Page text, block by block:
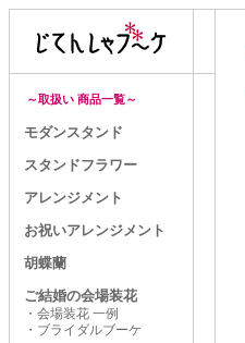
～取扱い 商品一覧～
モダンスタンド
スタンドフラワー
アレンジメント
お祝いアレンジメント
胡蝶蘭
ご結婚の会場装花
・会場装花 一例
・ブライダルブーケ